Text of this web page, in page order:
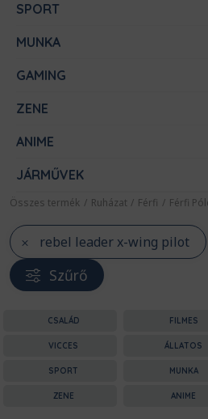
SPORT
MUNKA
GAMING
ZENE
ANIME
JÁRMŰVEK
Összes termék / Ruházat / Férfi / Férfi
rebel leader x-wing pilot
Szűrő
CSALÁD FILMES
VICCES ÁLLATOS
SPORT MUNKA
ZENE ANIME